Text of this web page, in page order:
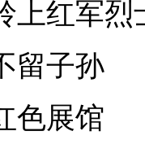
上红军烈
留子孙
色展馆